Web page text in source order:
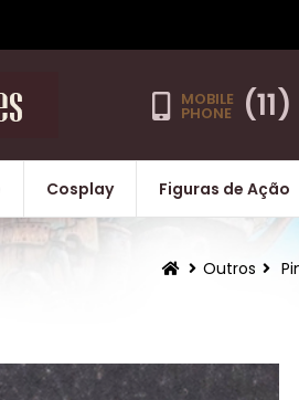
MOBILE
PHONE
Cosplay Figuras de Ação
Outros